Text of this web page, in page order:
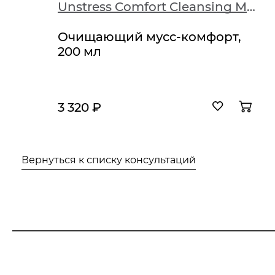
Unstress Comfort Cleansing Mousse
Очищающий мусс-комфорт,
200 мл
3 320 ₽
Вернуться к списку консультаций